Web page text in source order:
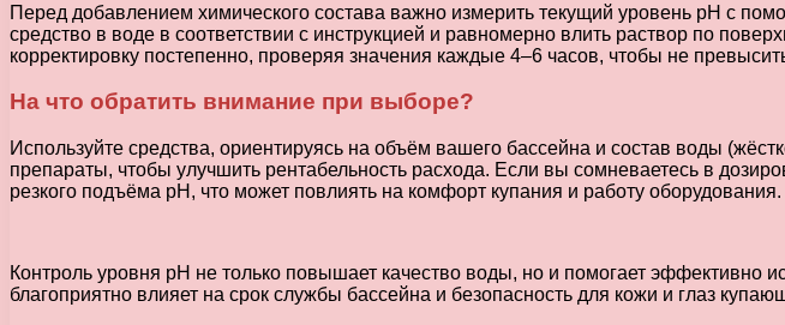
Перед добавлением химического состава важно измерить текущий уровень pH с
средство в воде в соответствии с инструкцией и равномерно влить раствор по
корректировку постепенно, проверяя значения каждые 4–6 часов, чтобы не
На что обратить внимание при выборе?
Используйте средства, ориентируясь на объём вашего бассейна и состав воды
препараты, чтобы улучшить рентабельность расхода. Если вы сомневаетесь в
резкого подъёма pH, что может повлиять на комфорт купания и работу оборудования.
Контроль уровня pH не только повышает качество воды, но и помогает эффективно
благоприятно влияет на срок службы бассейна и безопасность для кожи и глаз